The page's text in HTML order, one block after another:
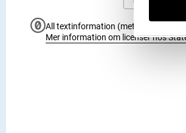
All textinformation (metadata) på
Mer information om licenser hos